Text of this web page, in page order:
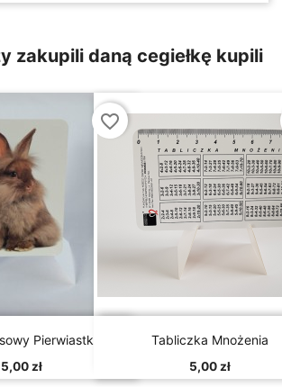
zakupili daną cegiełkę kupili
podgląd
Pierwiastków
5,00 zł
favorite_border
Szybki podgląd
Tabliczka Mnożenia
5,00 zł